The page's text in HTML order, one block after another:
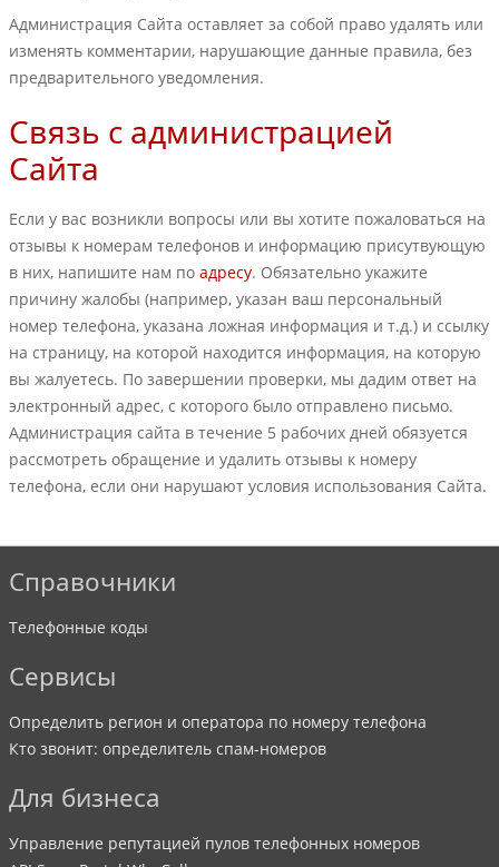
Администрация Сайта оставляет за собой право удалять или
изменять комментарии, нарушающие данные правила, без
предварительного уведомления.
Связь с администрацией
Сайта
Если у вас возникли вопросы или вы хотите пожаловаться на
отзывы к номерам телефонов и информацию присутвующую
в них, напишите нам по адресу. Обязательно укажите
причину жалобы (например, указан ваш персональный
номер телефона, указана ложная информация и т.д.) и ссылку
на страницу, на которой находится информация, на которую
вы жалуетесь. По завершении проверки, мы дадим ответ на
электронный адрес, с которого было отправлено письмо.
Администрация сайта в течение 5 рабочих дней обязуется
рассмотреть обращение и удалить отзывы к номеру
телефона, если они нарушают условия использования Сайта.
Справочники
Телефонные коды
Сервисы
Определить регион и оператора по номеру телефона
Кто звонит: определитель спам-номеров
Для бизнеса
Управление репутацией пулов телефонных номеров